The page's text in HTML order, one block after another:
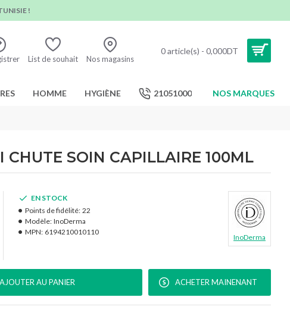
!
List de souhait Nos magasins
0 article(s) - 0,000DT
HOMME HYGIÈNE 21051000 NOS MARQUES
CHUTE SOIN CAPILLAIRE 100ML
EN STOCK
Points de fidélité: 22
Modèle: InoDerma
MPN: 6194210010110
InoDerma
AJOUTER AU PANIER ACHETER MAINENANT